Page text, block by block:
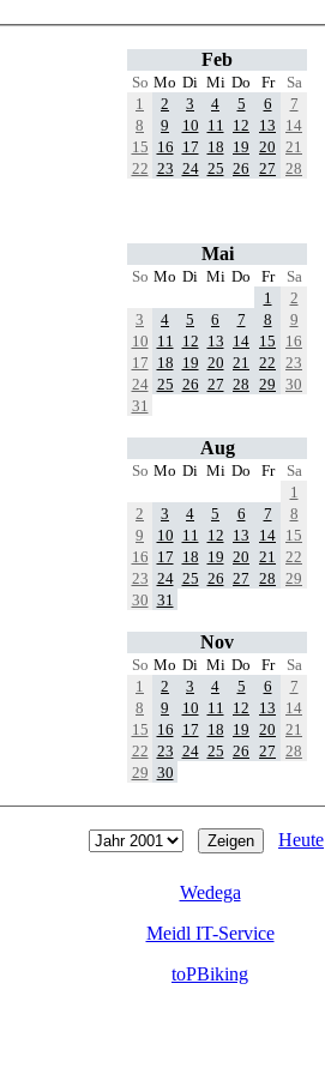
Feb
So Mo Di Mi Do Fr
Sa
1
2 3 4 5 6
7
8
9 10 11 12 13
14
15 16 17 18 19 20
21
22 23 24 25 26 27 28
Mai
So Mo Di Mi Do Fr
Sa
1
2
3
4 5 6 7 8
9
10 11 12 13 14 15
16
17 18 19 20 21 22
23
24 25 26 27 28 29 30
31
Aug
So Mo Di Mi Do Fr
Sa
1
2
3 4 5 6 7
8
9
10 11 12 13 14 15
16 17 18 19 20 21
22
23 24 25 26 27 28
29
30 31
Nov
So Mo Di Mi Do Fr
Sa
1
2 3 4 5 6
7
8
9 10 11 12 13
14
15 16 17 18 19 20
21
22 23 24 25 26 27
28
29 30
Heute